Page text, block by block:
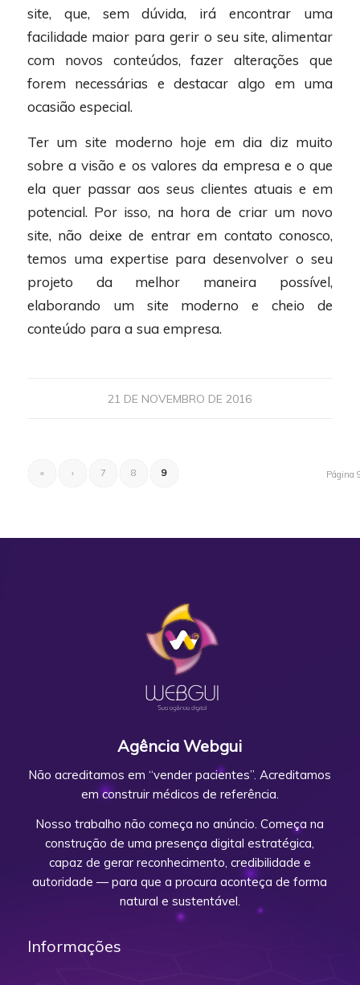
site, que, sem dúvida, irá encontrar uma
facilidade maior para gerir o seu site, alimentar
com novos conteúdos, fazer alterações que
forem necessárias e destacar algo em uma
ocasião especial.
Ter um site moderno hoje em dia diz muito
sobre a visão e os valores da empresa e o que
ela quer passar aos seus clientes atuais e em
potencial. Por isso, na hora de criar um novo
site, não deixe de entrar em contato conosco,
temos uma expertise para desenvolver o seu
projeto da melhor maneira possível,
elaborando um site moderno e cheio de
conteúdo para a sua empresa.
21 DE NOVEMBRO DE 2016
Página
« ‹ 7 8 9
Agência Webgui
Não acreditamos em “vender pacientes”. Acreditamos
em construir médicos de referência.
Nosso trabalho não começa no anúncio. Começa na
construção de uma presença digital estratégica,
capaz de gerar reconhecimento, credibilidade e
autoridade — para que a procura aconteça de forma
natural e sustentável.
Informações